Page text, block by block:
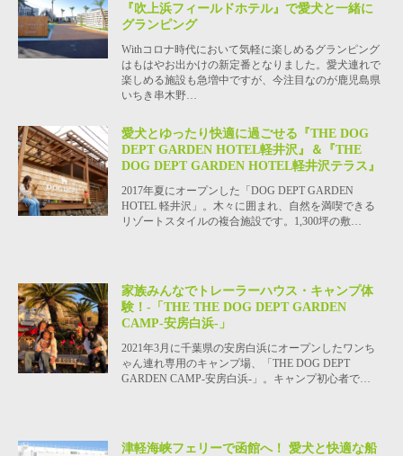
『吹上浜フィールドホテル』で愛犬と一緒に
グランピング
Withコロナ時代において気軽に楽しめるグランピング
はもはやお出かけの新定番となりました。愛犬連れで
楽しめる施設も急増中ですが、今注目なのが鹿児島県
いちき串木野…
愛犬とゆったり快適に過ごせる『THE DOG
DEPT GARDEN HOTEL軽井沢』＆『THE
DOG DEPT GARDEN HOTEL軽井沢テラス』
2017年夏にオープンした「DOG DEPT GARDEN
HOTEL 軽井沢」。木々に囲まれ、自然を満喫できる
リゾートスタイルの複合施設です。1,300坪の敷…
家族みんなでトレーラーハウス・キャンプ体
験！-「THE THE DOG DEPT GARDEN
CAMP-安房白浜-」
2021年3月に千葉県の安房白浜にオープンしたワンち
ゃん連れ専用のキャンプ場、「THE DOG DEPT
GARDEN CAMP-安房白浜-」。キャンプ初心者で…
津軽海峡フェリーで函館へ！ 愛犬と快適な船